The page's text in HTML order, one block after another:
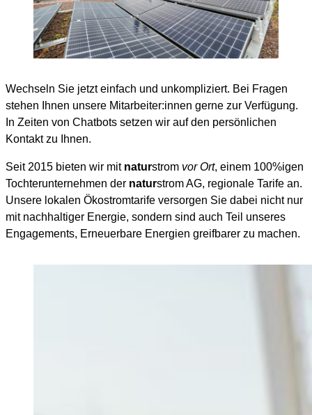
Wechseln Sie jetzt einfach und unkompliziert. Bei Fragen
stehen Ihnen unsere Mitarbeiter:innen gerne zur Verfügung.
In Zeiten von Chatbots setzen wir auf den persönlichen
Kontakt zu Ihnen.
Seit 2015 bieten wir mit naturstrom vor Ort, einem 100%igen
Tochterunternehmen der naturstrom AG, regionale Tarife an.
Unsere lokalen Ökostromtarife versorgen Sie dabei nicht nur
mit nachhaltiger Energie, sondern sind auch Teil unseres
Engagements, Erneuerbare Energien greifbarer zu machen.